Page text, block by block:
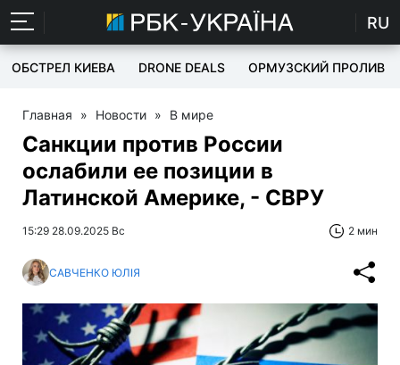
RU
ОБСТРЕЛ КИЕВА DRONE DEALS ОРМУЗСКИЙ ПРОЛИВ
Главная » Новости » В мире
Санкции против России
ослабили ее позиции в
Латинской Америке, - СВРУ
15:29 28.09.2025 Вс 2 мин
САВЧЕНКО ЮЛІЯ